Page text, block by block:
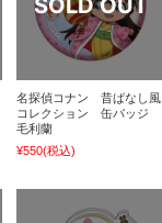
名探偵コナン 昔ばなし風
コレクション 缶バッジ
毛利蘭
¥550(税込)